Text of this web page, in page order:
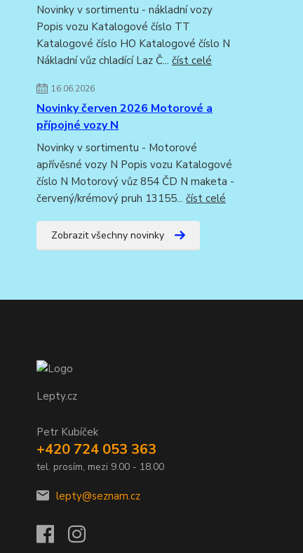
Novinky v sortimentu - nákladní vozy
Popis vozu Katalogové číslo TT
Katalogové číslo HO Katalogové číslo N
Nákladní vůz chladící Laz Č... číst celé
16.06.2026
Novinky červen 2026 Motorové a
přípojné vozy N
Novinky v sortimentu - Motorové
apřívěsné vozy N Popis vozu Katalogové
číslo N Motorový vůz 854 ČD N maketa -
červený/krémový pruh 13155... číst celé
Zobrazit všechny novinky
Lepty.cz
Petr Kubíček
+420 724 053 363
tel. prosím, mezi 9.00 - 18.00
lepty@seznam.cz